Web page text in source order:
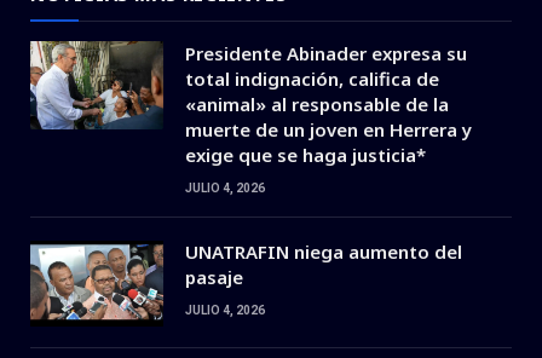
Presidente Abinader expresa su
total indignación, califica de
«animal» al responsable de la
muerte de un joven en Herrera y
exige que se haga justicia*
JULIO 4, 2026
UNATRAFIN niega aumento del
pasaje
JULIO 4, 2026